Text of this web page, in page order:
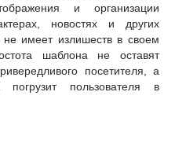
и организации
новостях и других
имеет излишеств в своем
шаблона не оставят
посетителя, а
пользователя в